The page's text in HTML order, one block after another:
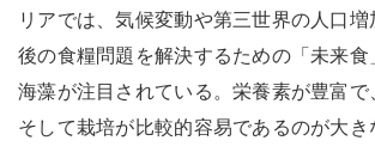
リアでは、気候変動や第三世界の人口
後の食糧問題を解決するための「未来食
海藻が注目されている。栄養素が豊富で
そして栽培が比較的容易であるのが大き